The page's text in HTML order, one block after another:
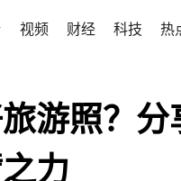
视频 财经 科技 热
游照？
力